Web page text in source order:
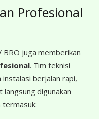
Profesional
BRO juga memberikan
. Tim teknisi
instalasi berjalan rapi,
digunakan
termasuk: